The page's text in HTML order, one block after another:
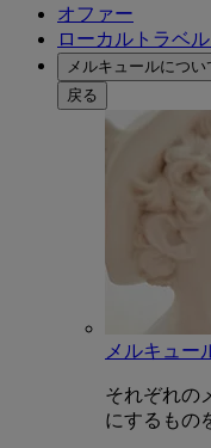
オファー
ローカルトラベ
メルキュールについ
戻る
メルキュー
それぞれの
にするもの